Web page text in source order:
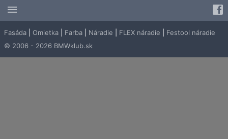
Fasáda Omietka Farba Náradie FLEX náradie
Festool náradie
© 2006 - 2026 BMWklub.sk